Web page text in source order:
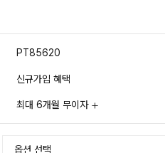
PT85620
신규가입 혜택
최대 6개월 무이자